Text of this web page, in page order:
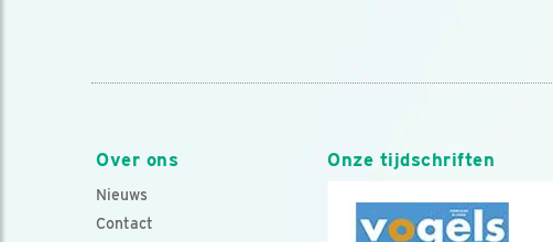
Over ons
Nieuws
Contact
Onze tijdschriften